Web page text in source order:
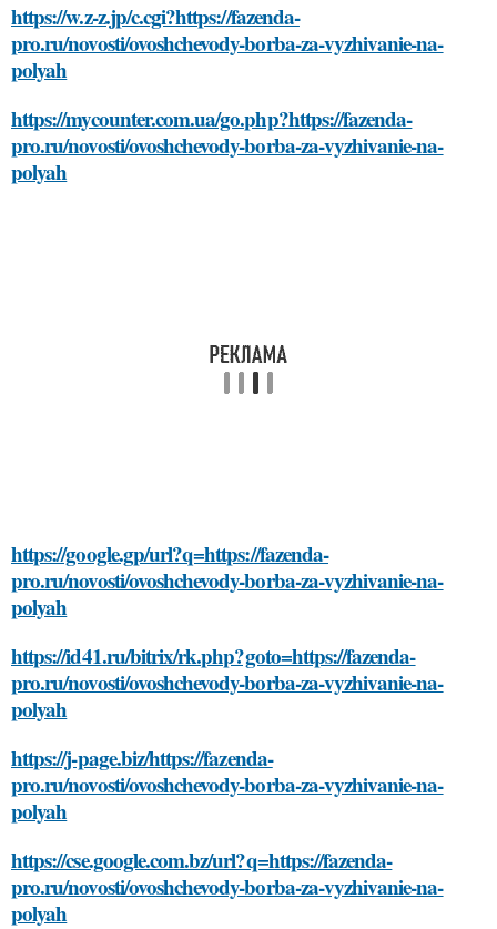
https://w.z-z.jp/c.cgi?https://fazenda-
pro.ru/novosti/ovoshchevody-borba-za-vyzhivanie-na-
polyah
https://mycounter.com.ua/go.php?https://fazenda-
pro.ru/novosti/ovoshchevody-borba-za-vyzhivanie-na-
polyah
https://google.gp/url?q=https://fazenda-
pro.ru/novosti/ovoshchevody-borba-za-vyzhivanie-na-
polyah
https://id41.ru/bitrix/rk.php?goto=https://fazenda-
pro.ru/novosti/ovoshchevody-borba-za-vyzhivanie-na-
polyah
https://j-page.biz/https://fazenda-
pro.ru/novosti/ovoshchevody-borba-za-vyzhivanie-na-
polyah
https://cse.google.com.bz/url?q=https://fazenda-
pro.ru/novosti/ovoshchevody-borba-za-vyzhivanie-na-
polyah